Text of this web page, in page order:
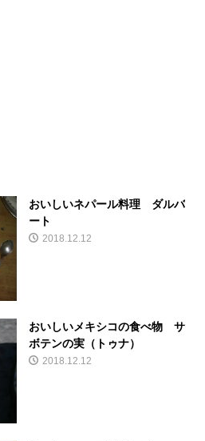
おいしいネパール料理 ダルバ
ート
2018.12.12
おいしいメキシコの食べ物 サ
ボテンの実（トゥナ）
2018.12.12